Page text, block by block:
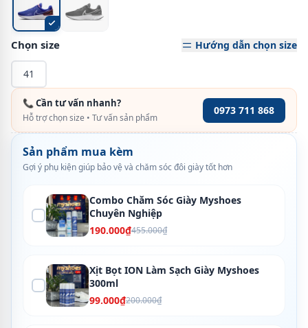
Chọn size Hướng dẫn chọn size
41
📞 Cần tư vấn nhanh?
Hỗ trợ chọn size • Tư vấn sản phẩm
0973 711 868
Sản phẩm mua kèm
Gợi ý phụ kiện giúp bảo vệ và chăm sóc đôi giày tốt hơn
Combo Chăm Sóc Giày Myshoes
Chuyên Nghiệp
190.000₫455.000₫
Xịt Bọt ION Làm Sạch Giày Myshoes
300ml
99.000₫200.000₫